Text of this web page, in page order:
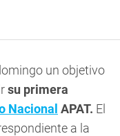
un objetivo
su primera
Nacional APAT. El
a la